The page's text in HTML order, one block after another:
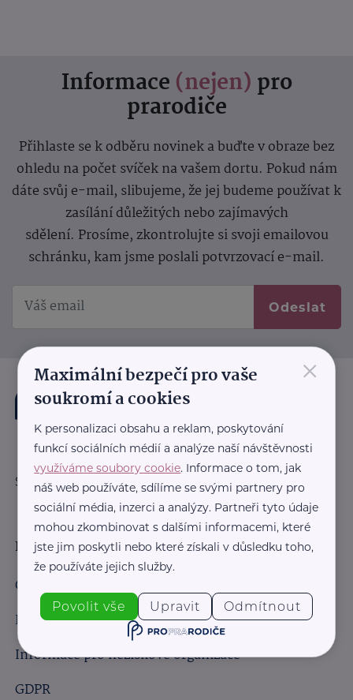
Informace (nejen) pro
prarodiče
Přihlaste se k odběru novinek a buďte v obraze bez
ohledu na počet svíček na vašem dortu. Pokud nám
dáte svůj e-mail, slibujeme, že jej budeme používat k
zasílání důležitých nebo zajímavých
sdělení. Prosíme, zkontrolujte si svoji emailovou
schránku, kam jsme poslali potvrzovací e-mail.
Odeslat
Sledujte nás:
Důležité odkazy
Obchodní podmínky
Informace pro obchodní partnery
Informace pro neziskové organizace
GDPR
×
Maximální bezpečí pro vaše
soukromí a cookies
K personalizaci obsahu a reklam, poskytování
funkcí sociálních médií a analýze naší návštěvnosti
využíváme soubory cookie. Informace o tom, jak
náš web používáte, sdílíme se svými partnery pro
sociální média, inzerci a analýzy. Partneři tyto údaje
mohou zkombinovat s dalšími informacemi, které
jste jim poskytli nebo které získali v důsledku toho,
že používáte jejich služby.
Povolit vše Upravit Odmítnout